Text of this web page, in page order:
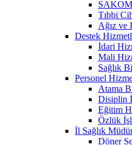
Tıbbi
Ağız ve
Destek
İdari
Mali
Sağlık
Personel
Atama
Disiplin
Eğitim
Özlük
İl Sağlık
Döner